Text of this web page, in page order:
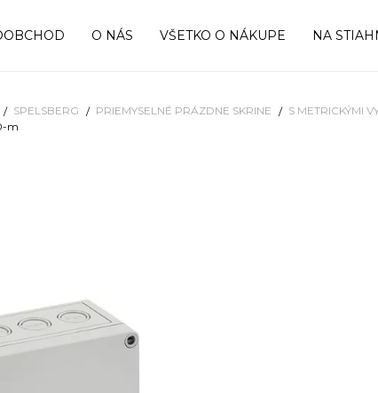
O NÁS VŠETKO O NÁKUPE NA
SPELSBERG PRIEMYSELNÉ PRÁZDNE SKRINE S METRICKÝMI
m